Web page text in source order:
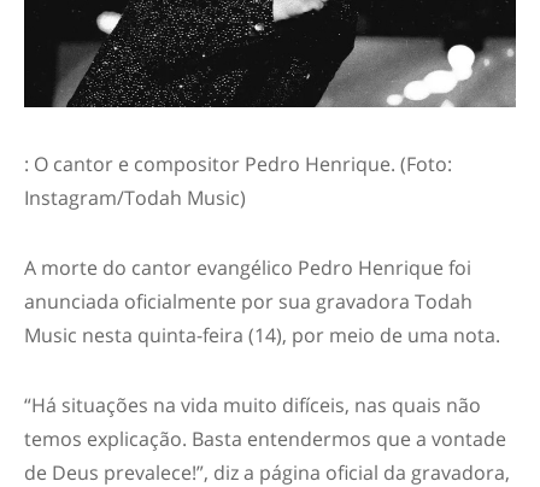
: O cantor e compositor Pedro Henrique. (Foto:
Instagram/Todah Music)
A morte do cantor evangélico Pedro Henrique foi
anunciada oficialmente por sua gravadora Todah
Music nesta quinta-feira (14), por meio de uma nota.
“Há situações na vida muito difíceis, nas quais não
temos explicação. Basta entendermos que a vontade
de Deus prevalece!”, diz a página oficial da gravadora,